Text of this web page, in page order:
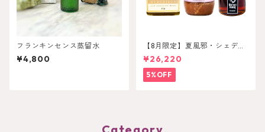
フランキンセンス蒸留水
¥4,800
【8月限定】夏風邪・シェディ
ンングセット
¥26,220
5%OFF